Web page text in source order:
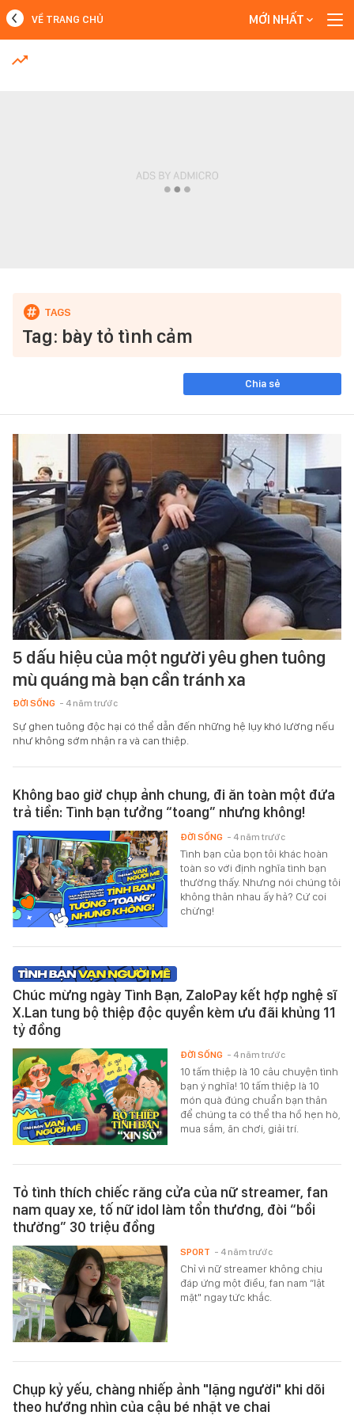
MỚI NHẤT
VỀ TRANG CHỦ MỚI NHẤT
Tag: bày tỏ tình cảm
Chia sẻ
5 dấu hiệu của một người yêu ghen tuông
mù quáng mà bạn cần tránh xa
ĐỜI SỐNG - 4 năm trước
Sự ghen tuông độc hại có thể dẫn đến những hệ lụy khó lường nếu
như không sớm nhận ra và can thiệp.
Không bao giờ chụp ảnh chung, đi ăn toàn một đứa
trả tiền: Tình bạn tưởng “toang” nhưng không!
Tình bạn của bọn tôi khác hoàn
toàn so với định nghĩa tình bạn
thường thấy. Nhưng nói chúng tôi
không thân nhau ấy hả? Cứ coi
chừng!
ĐỜI SỐNG - 4 năm trước
Chúc mừng ngày Tình Bạn, ZaloPay kết hợp nghệ sĩ
X.Lan tung bộ thiệp độc quyền kèm ưu đãi khủng 11
tỷ đồng
10 tấm thiệp là 10 câu chuyện tình
bạn ý nghĩa! 10 tấm thiệp là 10
món quà đúng chuẩn bạn thân
để chúng ta có thể tha hồ hẹn hò,
mua sắm, ăn chơi, giải trí.
ĐỜI SỐNG - 4 năm trước
Tỏ tình thích chiếc răng cửa của nữ streamer, fan
nam quay xe, tố nữ idol làm tổn thương, đòi “bồi
thường” 30 triệu đồng
Chỉ vì nữ streamer không chịu
đáp ứng một điều, fan nam “lật
mặt" ngay tức khắc.
SPORT - 4 năm trước
Chụp kỷ yếu, chàng nhiếp ảnh "lặng người" khi dõi
theo hướng nhìn của cậu bé nhặt ve chai